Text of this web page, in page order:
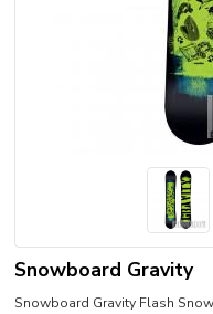
Snowboard Gravity
Snowboard Gravity Flash